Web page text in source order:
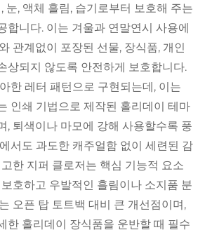
눈, 액체 흘림, 습기로부터 보호해 주는
합니다. 이는 겨울과 연말연시 사용에
관계없이 포장된 선물, 장식품, 개인
상되지 않도록 안전하게 보호합니다.
한 레터 패턴으로 구현되는데, 이는
인쇄 기법으로 제작된 홀리데이 테마
, 퇴색이나 마모에 강해 사용할수록 풍
서도 과도한 캐주얼함 없이 세련된 감
한 지퍼 클로저는 핵심 기능적 요소
호하고 우발적인 흘림이나 소지품 분
오픈 탑 토트백 대비 큰 개선점이며,
한 홀리데이 장식품을 운반할 때 필수